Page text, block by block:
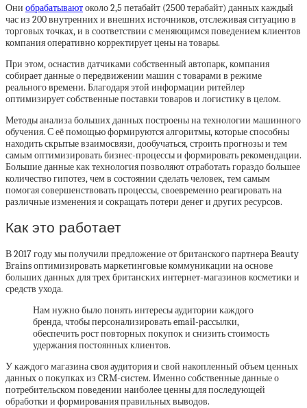
Они обрабатываютоколо 2,5 петабайт (2500 терабайт) данных каждый
час из 200 внутренних и внешних источников, отслеживая ситуацию в
торговых точках, и в соответствии с меняющимся поведением клиентов
компания оперативно корректирует цены на товары.
При этом, оснастив датчиками собственный автопарк, компания
собирает данные о передвижении машин с товарами в режиме
реального времени. Благодаря этой информации ритейлер
оптимизирует собственные поставки товаров и логистику в целом.
Методы анализа больших данных построены на технологии машинного
обучения. С её помощью формируются алгоритмы, которые способны
находить скрытые взаимосвязи, дообучаться, строить прогнозы и тем
самым оптимизировать бизнес-процессы и формировать рекомендации.
Большие данные как технология позволяют отработать гораздо большее
количество гипотез, чем в состоянии сделать человек, тем самым
помогая совершенствовать процессы, своевременно реагировать на
различные изменения и сокращать потери денег и других ресурсов.
Как это работает
В 2017 году мы получили предложение от британского партнера Beauty
Brains оптимизировать маркетинговые коммуникации на основе
больших данных для трех британских интернет-магазинов косметики и
средств ухода.
Нам нужно было понять интересы аудитории каждого
бренда, чтобы персонализировать email-рассылки,
обеспечить рост повторных покупок и снизить стоимость
удержания постоянных клиентов.
У каждого магазина своя аудитория и свой накопленный объем ценных
данных о покупках из CRM-систем. Именно собственные данные о
потребительском поведении наиболее ценны для последующей
обработки и формирования правильных выводов.